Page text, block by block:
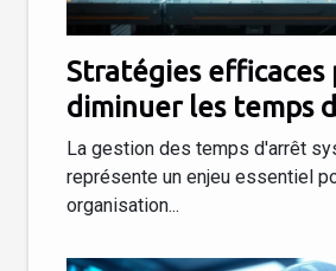
Stratégies efficaces
diminuer les temps
système
La gestion des temps d'arrêt
représente un enjeu essentiel
organisation...